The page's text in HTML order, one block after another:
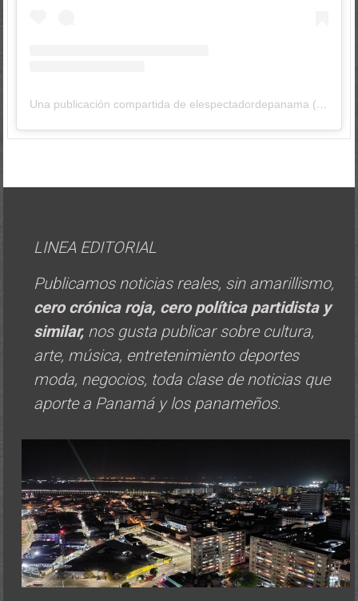
Una publicación compartida de elespectadordepanama (@elespectadordepanama)
LINEA EDITORIAL
Publicamos noticias reales, sin amarillismo,
cero crónica roja, cero política partidista y
similar, nos gusta publicar sobre cultura,
arte, música, entretenimiento deportes
moda, negocios, toda clase de noticias que
aporte a Panamá y los panameños.